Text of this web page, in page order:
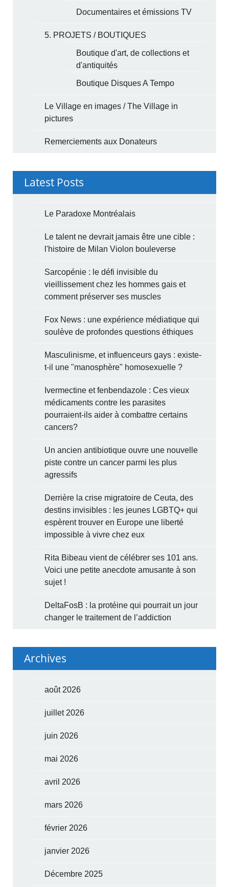
Documentaires et émissions TV
5. PROJETS / BOUTIQUES
Boutique d'art, de collections et
d'antiquités
Boutique Disques A Tempo
Le Village en images / The Village in
pictures
Remerciements aux Donateurs
Latest Posts
Le Paradoxe Montréalais
Le talent ne devrait jamais être une cible :
l'histoire de Milan Violon bouleverse
Sarcopénie : le défi invisible du
vieillissement chez les hommes gais et
comment préserver ses muscles
Fox News : une expérience médiatique qui
soulève de profondes questions éthiques
Masculinisme, et influenceurs gays : existe-
t-il une "manosphère" homosexuelle ?
Ivermectine et fenbendazole : Ces vieux
médicaments contre les parasites
pourraient-ils aider à combattre certains
cancers?
Un ancien antibiotique ouvre une nouvelle
piste contre un cancer parmi les plus
agressifs
Derrière la crise migratoire de Ceuta, des
destins invisibles : les jeunes LGBTQ+ qui
espèrent trouver en Europe une liberté
impossible à vivre chez eux
Rita Bibeau vient de célébrer ses 101 ans.
Voici une petite anecdote amusante à son
sujet !
DeltaFosB : la protéine qui pourrait un jour
changer le traitement de l’addiction
Archives
août 2026
juillet 2026
juin 2026
mai 2026
avril 2026
mars 2026
février 2026
janvier 2026
Décembre 2025